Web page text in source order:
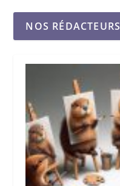
NOS RÉDACTEURS